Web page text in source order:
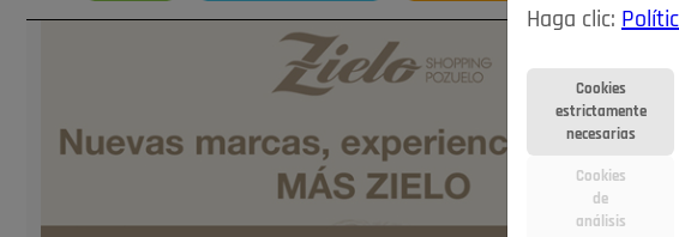
Haga clic:
Cookies
estrictamente
necesarias
Cookies
de
análisis